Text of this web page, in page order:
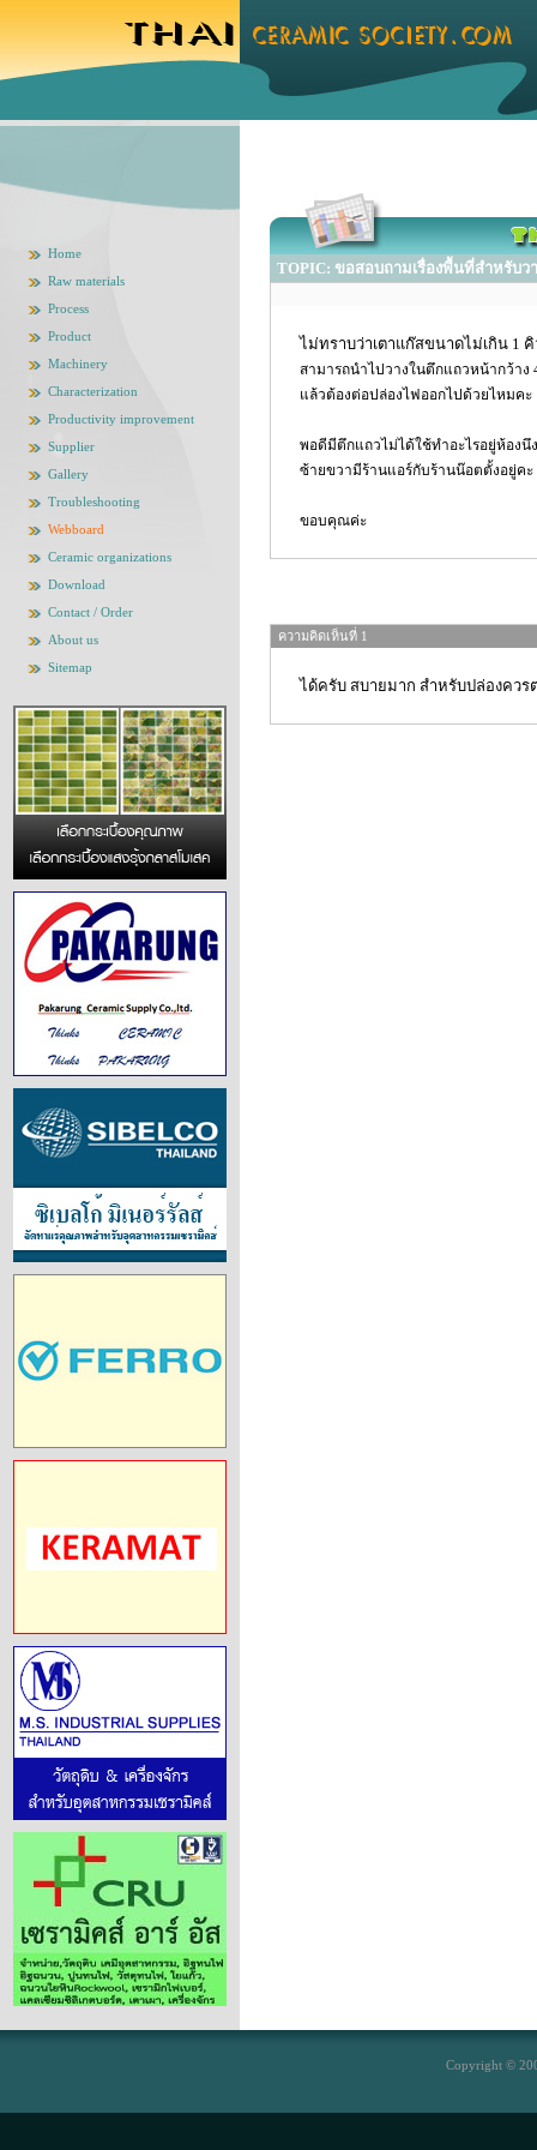
Home
Raw materials
Process
Product
Machinery
Characterization
Productivity improvement
Supplier
Gallery
Troubleshooting
Webboard
Ceramic organizations
Download
Contact / Order
About us
Sitemap
TOPIC: ขอสอบถามเรื่องพื้นที่สำหรับว
ไม่ทราบว่าเตาแก๊สขนาดไม่เกิน 1
สามารถนำไปวางในตึกแถวหน้ากว้าง
แล้วต้องต่อปล่องไฟออกไปด้วยไหมคะ
พอดีมีตึกแถวไม่ได้ใช้ทำอะไรอยู่ห้องนึง
ซ้ายขวามีร้านแอร์กับร้านน๊อตตั้งอยู่คะ
ขอบคุณค่ะ
ความคิดเห็นที่ 1
ได้ครับ สบายมาก สำหรับปล่องคว
Copyright ©